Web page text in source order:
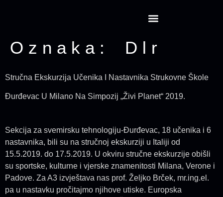
Oznaka: Dlr
Stručna Ekskurzija Učenika I Nastavnika Strukovne Škole
Đurđevac U Milano Na Simpozij „Živi Planet“ 2019.
Sekcija za svemirsku tehnologiju-Đurđevac, 18 učenika i 6
nastavnika, bili su na stručnoj ekskurziji u Italiji od
15.5.2019. do 17.5.2019. U okviru stručne ekskurzije obišli
su sportske, kulturne i vjerske znamenitosti Milana, Verone i
Padove. Za A3 izvještava nas prof. Željko Brček, mr.ing.el.
pa u nastavku pročitajmo njihove utiske. Europska